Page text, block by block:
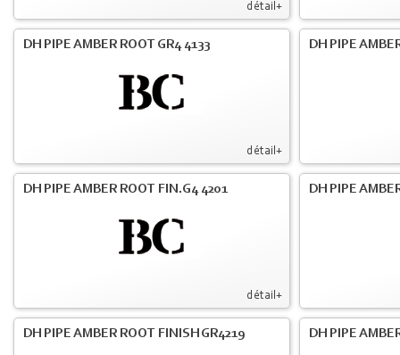
détail+
détail+
DH PIPE AMBER ROOT GR4 4133 DH PIPE
détail+
DH PIPE AMBER ROOT FIN.G4 4201 DH PIPE
DH PIPE AMBER ROOT FINISH GR4219 DH PIPE